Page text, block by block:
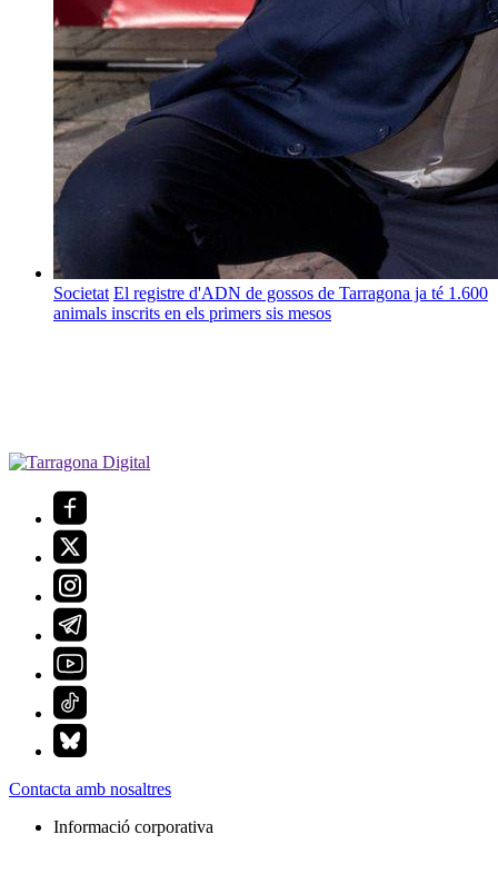
Societat El registre d'ADN de gossos de Tarragona ja té 1.600
animals inscrits en els primers sis mesos
Contacta amb nosaltres
Informació corporativa